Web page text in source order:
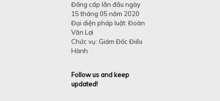
Đồng cấp lần đầu ngày
15 tháng 05 năm 2020
Đại diện pháp luật: Đoàn
Văn Lợi
Chức vụ: Giám Đốc Điều
Hành
Follow us and keep
updated!